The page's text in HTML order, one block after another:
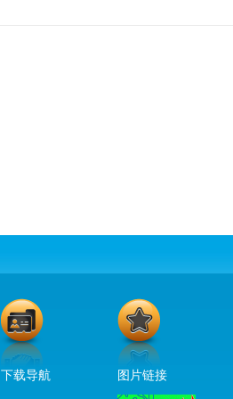
下载导航 图片链接